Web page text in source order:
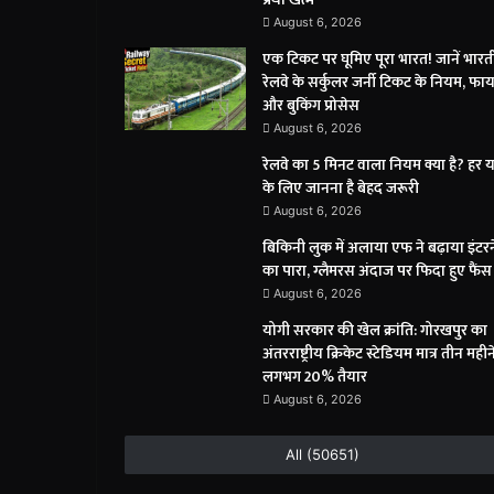
August 6, 2026
एक टिकट पर घूमिए पूरा भारत! जानें
रेलवे के सर्कुलर जर्नी टिकट के नियम,
और बुकिंग प्रोसेस
August 6, 2026
रेलवे का 5 मिनट वाला नियम क्या है? हर
के लिए जानना है बेहद जरूरी
August 6, 2026
बिकिनी लुक में अलाया एफ ने बढ़ाया
का पारा, ग्लैमरस अंदाज पर फिदा हुए फैंस
August 6, 2026
योगी सरकार की खेल क्रांति: गोरखपुर का
अंतरराष्ट्रीय क्रिकेट स्टेडियम मात्र तीन
लगभग 20% तैयार
August 6, 2026
All (50651)